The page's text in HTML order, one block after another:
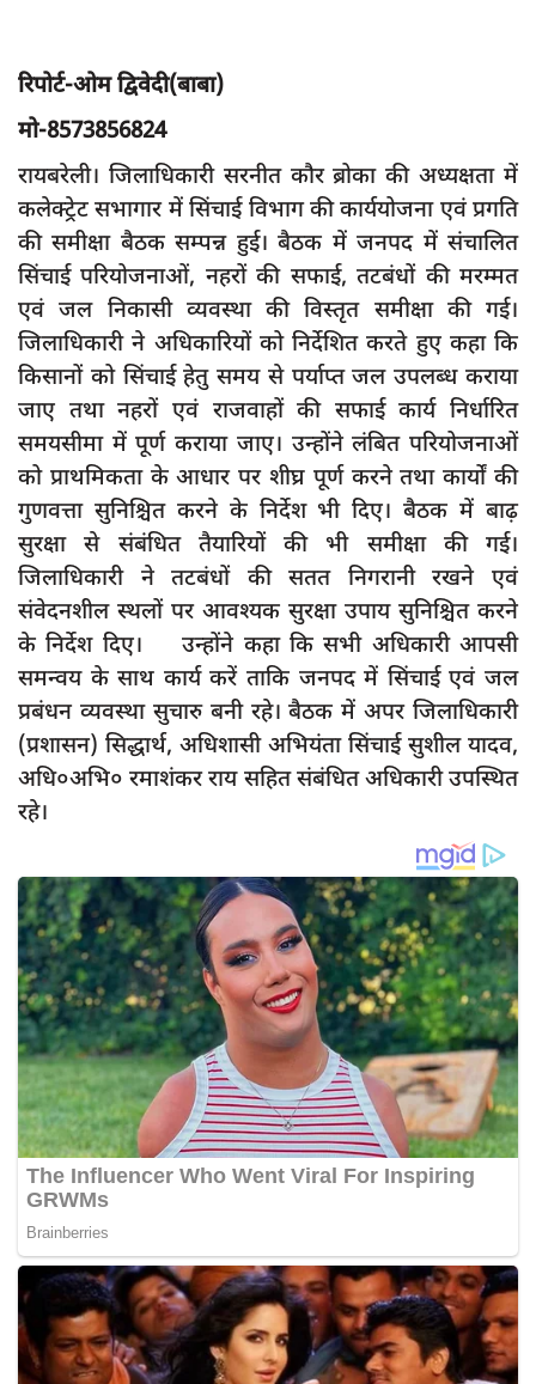
राजनीति
शिक्षा
स्वास्थ्य
साक्षात्कार
सामाजिक
खेल
latest
प्रशासनिक
दुर्घटना
editors-pick
other
Login
Register
English
रिपोर्ट-ओम द्विवेदी(बाबा)
मो-8573856824
रायबरेली। जिलाधिकारी सरनीत कौर ब्रोका की अध्यक्षता में
कलेक्ट्रेट सभागार में सिंचाई विभाग की कार्ययोजना एवं प्रगति
की समीक्षा बैठक सम्पन्न हुई। बैठक में जनपद में संचालित
सिंचाई परियोजनाओं, नहरों की सफाई, तटबंधों की मरम्मत
एवं जल निकासी व्यवस्था की विस्तृत समीक्षा की गई।
जिलाधिकारी ने अधिकारियों को निर्देशित करते हुए कहा कि
किसानों को सिंचाई हेतु समय से पर्याप्त जल उपलब्ध कराया
जाए तथा नहरों एवं राजवाहों की सफाई कार्य निर्धारित
समयसीमा में पूर्ण कराया जाए। उन्होंने लंबित परियोजनाओं
को प्राथमिकता के आधार पर शीघ्र पूर्ण करने तथा कार्यों की
गुणवत्ता सुनिश्चित करने के निर्देश भी दिए। बैठक में बाढ़
सुरक्षा से संबंधित तैयारियों की भी समीक्षा की गई।
जिलाधिकारी ने तटबंधों की सतत निगरानी रखने एवं
संवेदनशील स्थलों पर आवश्यक सुरक्षा उपाय सुनिश्चित करने
के निर्देश दिए। उन्होंने कहा कि सभी अधिकारी आपसी
समन्वय के साथ कार्य करें ताकि जनपद में सिंचाई एवं जल
प्रबंधन व्यवस्था सुचारु बनी रहे। बैठक में अपर जिलाधिकारी
(प्रशासन) सिद्धार्थ, अधिशासी अभियंता सिंचाई सुशील यादव,
अधि०अभि० रमाशंकर राय सहित संबंधित अधिकारी उपस्थित
रहे।